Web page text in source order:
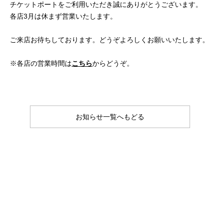
チケットポートをご利用いただき誠にありがとうございます。
各店3月は休まず営業いたします。
ご来店お待ちしております。どうぞよろしくお願いいたします。
※各店の営業時間はこちらからどうぞ。
お知らせ一覧へもどる